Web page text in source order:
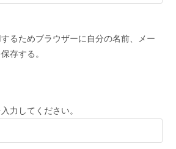
るためブラウザーに自分の名前、メー
存する。
力してください。